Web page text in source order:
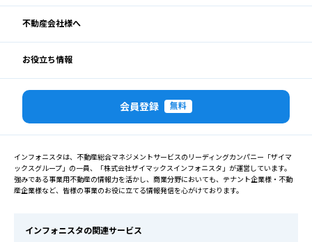
不動産会社様へ
お役立ち情報
会員登録 無料
インフォニスタは、不動産総合マネジメントサービスのリーディングカンパニー「ザイマ
ックスグループ」の一員、「株式会社ザイマックスインフォニスタ」が運営しています。
強みである事業用不動産の情報力を活かし、商業分野においても、テナント企業様・不動
産企業様など、皆様の事業のお役に立てる情報発信を心がけております。
インフォニスタの関連サービス